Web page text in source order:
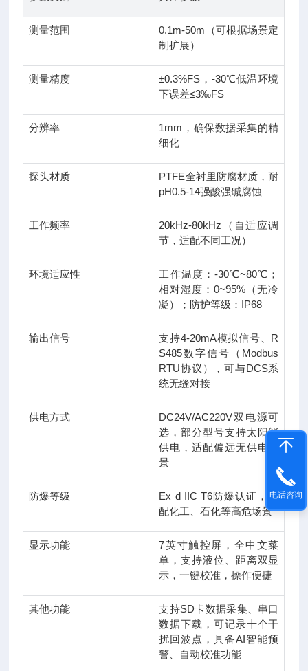
测量范围
0.1m-50m（可根据场景定
制扩展）
测量精度
±0.3%FS，-30℃低温环境
下误差≤3‰FS
分辨率
1mm，确保数据采集的精
细化
探头材质
PTFE全衬里防腐材质，耐
pH0.5-14强酸强碱腐蚀
工作频率
20kHz-80kHz（自适应调
节，适配不同工况）
环境适应性
工作温度：-30℃~80℃；
相对湿度：0~95%（无冷
凝）；防护等级：IP68
输出信号
支持4-20mA模拟信号、R
S485数字信号（Modbus
RTU协议），可与DCS系
统无缝对接
供电方式
DC24V/AC220V双电源可
选，部分型号支持太阳能
供电，适配偏远无供电场
景
防爆等级
Ex d IIC T6防爆认证，适
配化工、石化等高危场景
显示功能
7英寸触控屏，全中文菜
单，支持液位、距离双显
示，一键校准，操作便捷
其他功能
支持SD卡数据采集、串口
数据下载，可记录十个干
扰回波点，具备AI智能预
警、自动校准功能
电话咨询